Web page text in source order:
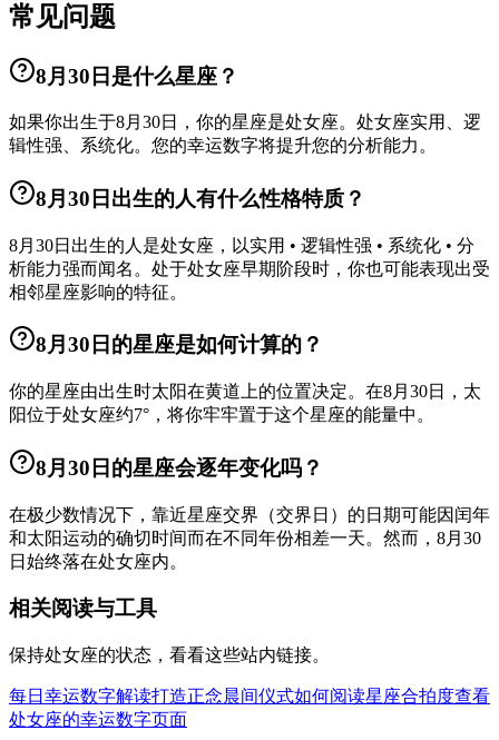
常见问题
8月30日是什么星座？
如果你出生于8月30日，你的星座是处女座。处女座实用、逻
辑性强、系统化。您的幸运数字将提升您的分析能力。
8月30日出生的人有什么性格特质？
8月30日出生的人是处女座，以实用 • 逻辑性强 • 系统化 • 分
析能力强而闻名。处于处女座早期阶段时，你也可能表现出受
相邻星座影响的特征。
8月30日的星座是如何计算的？
你的星座由出生时太阳在黄道上的位置决定。在8月30日，太
阳位于处女座约7°，将你牢牢置于这个星座的能量中。
8月30日的星座会逐年变化吗？
在极少数情况下，靠近星座交界（交界日）的日期可能因闰年
和太阳运动的确切时间而在不同年份相差一天。然而，8月30
日始终落在处女座内。
相关阅读与工具
保持处女座的状态，看看这些站内链接。
每日幸运数字解读打造正念晨间仪式如何阅读星座合拍度查看
处女座的幸运数字页面